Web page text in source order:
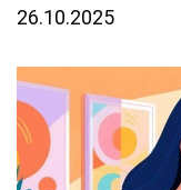
26.10.2025